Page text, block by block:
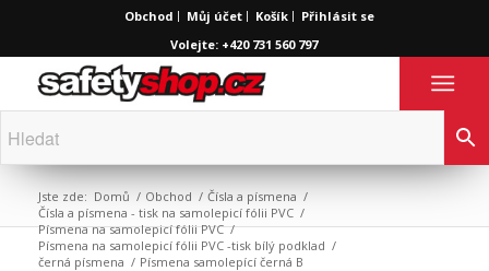
Obchod Můj účet Košík
Přihlásit se
Volejte: +420 731 560 797
Jste zde: Domů / Obchod / Čísla a písmena /
Čísla a písmena - tisk na samolepicí fólii PVC /
Písmena na samolepicí fólii PVC /
Písmena na samolepicí fólii PVC -tisk bílý podklad /
černá písmena / Písmena samolepící černá B